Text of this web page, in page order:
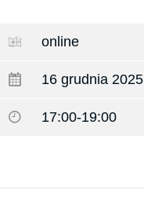
online
16 grudnia 2025
17:00-19:00